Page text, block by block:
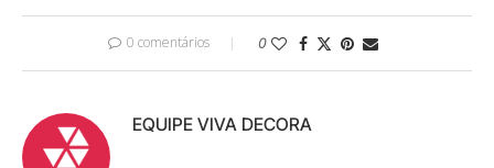
0 comentários 0
EQUIPE VIVA DECORA